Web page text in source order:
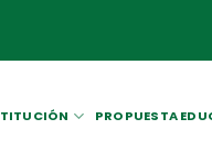
PROPUESTA